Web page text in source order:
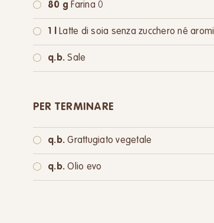
80 g Farina 0
oppure:80 gFarina integrale
1 l Latte di soia senza zucchero né aromi
q.b. Sale
PER TERMINARE
q.b. Grattugiato vegetale
q.b. Olio evo